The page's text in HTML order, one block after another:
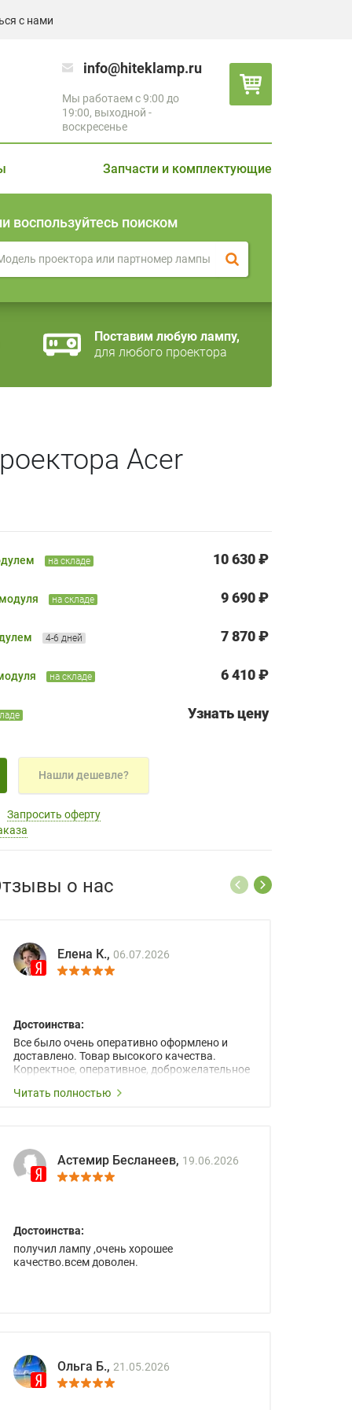
с нами
info@hiteklamp.ru
Мы работаем с 9:00 до
19:00, выходной -
воскресенье
Запчасти и комплектующие
воспользуйтесь поиском
Поставим любую лампу,
для любого проектора
Acer
на складе 10 630 ₽
на складе 9 690 ₽
4-6 дней 7 870 ₽
на складе 6 410 ₽
Узнать цену
Нашли дешевле?
Запросить оферту
о нас
Елена К., 06.07.2026
Достоинства:
Все было очень оперативно оформлено и
доставлено. Товар высокого качества.
Корректное, оперативное, доброжелательное
Читать полностью
Астемир Бесланеев, 19.06.2026
Достоинства:
получил лампу ,очень хорошее
качество.всем доволен.
Ольга Б., 21.05.2026